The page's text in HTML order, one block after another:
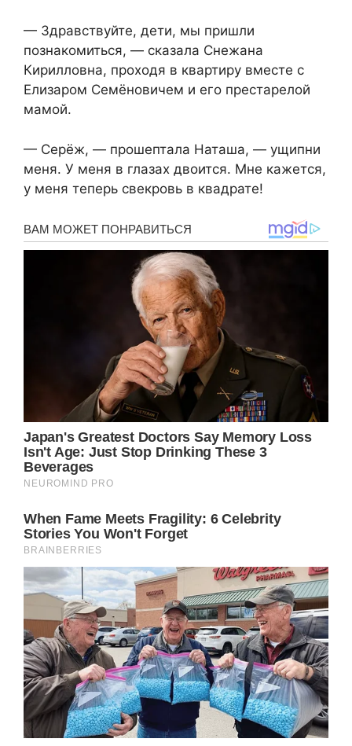
— Здравствуйте, дети, мы пришли
познакомиться, — сказала Снежана
Кирилловна, проходя в квартиру вместе с
Елизаром Семёновичем и его престарелой
мамой.
— Серёж, — прошептала Наташа, — ущипни
меня. У меня в глазах двоится. Мне кажется,
у меня теперь свекровь в квадрате!